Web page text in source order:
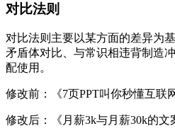
对比法则
对比法则主要以某方面的差异为
矛盾体对比、与常识相违背制造
配使用。
修改前：《7页PPT叫你秒懂互联
修改后：《月薪3k与月薪30k的文